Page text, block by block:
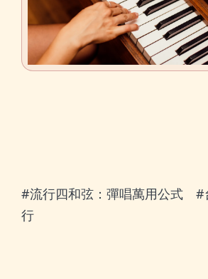
#流行四和弦：彈唱萬用公式 #
行